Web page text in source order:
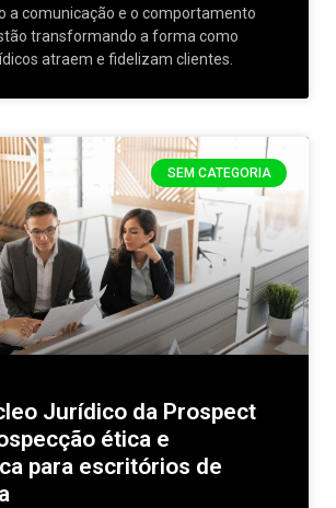
a comunicação e o comportamento
transformando a forma como
atraem e fidelizam clientes.
SEM CATEGORIA
Jurídico da Prospect
ética e
para escritórios de